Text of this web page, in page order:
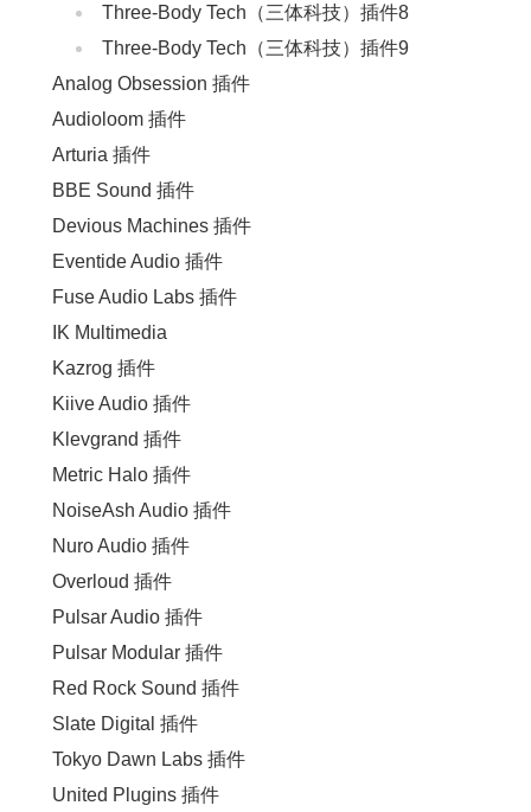
Three-Body Tech（三体科技）插件8
Three-Body Tech（三体科技）插件9
Analog Obsession 插件
Audioloom 插件
Arturia 插件
BBE Sound 插件
Devious Machines 插件
Eventide Audio 插件
Fuse Audio Labs 插件
IK Multimedia
Kazrog 插件
Kiive Audio 插件
Klevgrand 插件
Metric Halo 插件
NoiseAsh Audio 插件
Nuro Audio 插件
Overloud 插件
Pulsar Audio 插件
Pulsar Modular 插件
Red Rock Sound 插件
Slate Digital 插件
Tokyo Dawn Labs 插件
United Plugins 插件